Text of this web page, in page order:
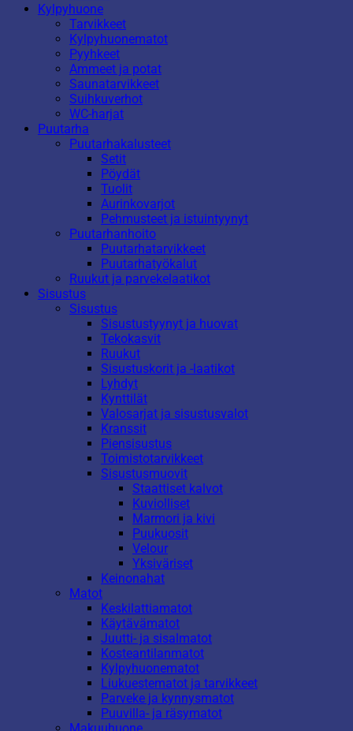
Kylpyhuone
Tarvikkeet
Kylpyhuonematot
Pyyhkeet
Ammeet ja potat
Saunatarvikkeet
Suihkuverhot
WC-harjat
Puutarha
Puutarhakalusteet
Setit
Pöydät
Tuolit
Aurinkovarjot
Pehmusteet ja istuintyynyt
Puutarhanhoito
Puutarhatarvikkeet
Puutarhatyökalut
Ruukut ja parvekelaatikot
Sisustus
Sisustus
Sisustustyynyt ja huovat
Tekokasvit
Ruukut
Sisustuskorit ja -laatikot
Lyhdyt
Kynttilät
Valosarjat ja sisustusvalot
Kranssit
Piensisustus
Toimistotarvikkeet
Sisustusmuovit
Staattiset kalvot
Kuviolliset
Marmori ja kivi
Puukuosit
Velour
Yksiväriset
Keinonahat
Matot
Keskilattiamatot
Käytävämatot
Juutti- ja sisalmatot
Kosteantilanmatot
Kylpyhuonematot
Liukuestematot ja tarvikkeet
Parveke ja kynnysmatot
Puuvilla- ja räsymatot